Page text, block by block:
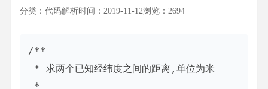
分类：代码解析时间：2019-11-12浏览：2694
/**